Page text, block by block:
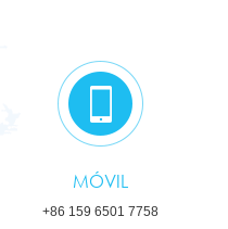
MÓVIL
+86 159 6501 7758